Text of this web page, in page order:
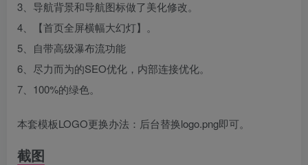
3、导航背景和导航图标做了美化修改。
4、【首页全屏横幅大幻灯】。
5、自带高级瀑布流功能
6、尽力而为的SEO优化，内部连接优化。
7、100%的绿色。
本套模板LOGO更换办法：后台替换logo.png即可。
截图